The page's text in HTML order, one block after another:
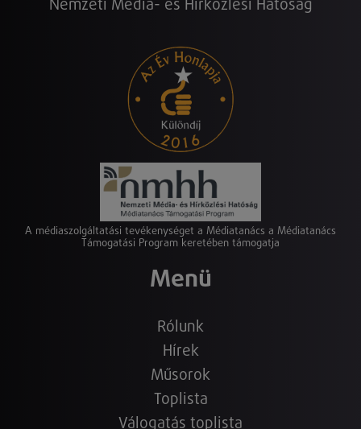
Nemzeti Média- és Hírközlési Hatóság
A médiaszolgáltatási tevékenységet a Médiatanács a Médiatanács
Támogatási Program keretében támogatja
Menü
Rólunk
Hírek
Műsorok
Toplista
Válogatás toplista